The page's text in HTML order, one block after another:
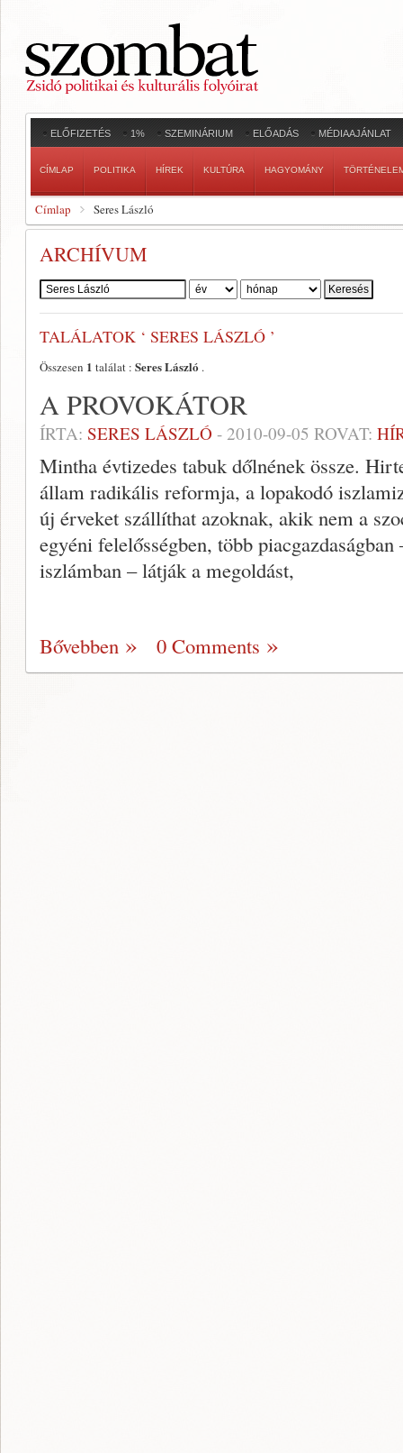
ELŐFIZETÉS 1% SZEMINÁRIUM ELŐADÁS MÉDIAAJÁNLAT
CÍMLAP POLITIKA HÍREK KULTÚRA HAGYOMÁNY
Címlap Seres László
ARCHÍVUM
Szerző:
TALÁLATOK ‘ SERES LÁSZLÓ ’
Összesen 1 találat : Seres László .
A PROVOKÁTOR
ÍRTA: SERES LÁSZLÓ - 2010-09-05 ROVAT:
Mintha évtizedes tabuk dőlnének össze.
állam radikális reformja, a lopakodó
új érveket szállíthat azoknak, akik nem a
egyéni felelősségben, több
iszlámban – látják a megoldást,
Bővebben 0 Comments